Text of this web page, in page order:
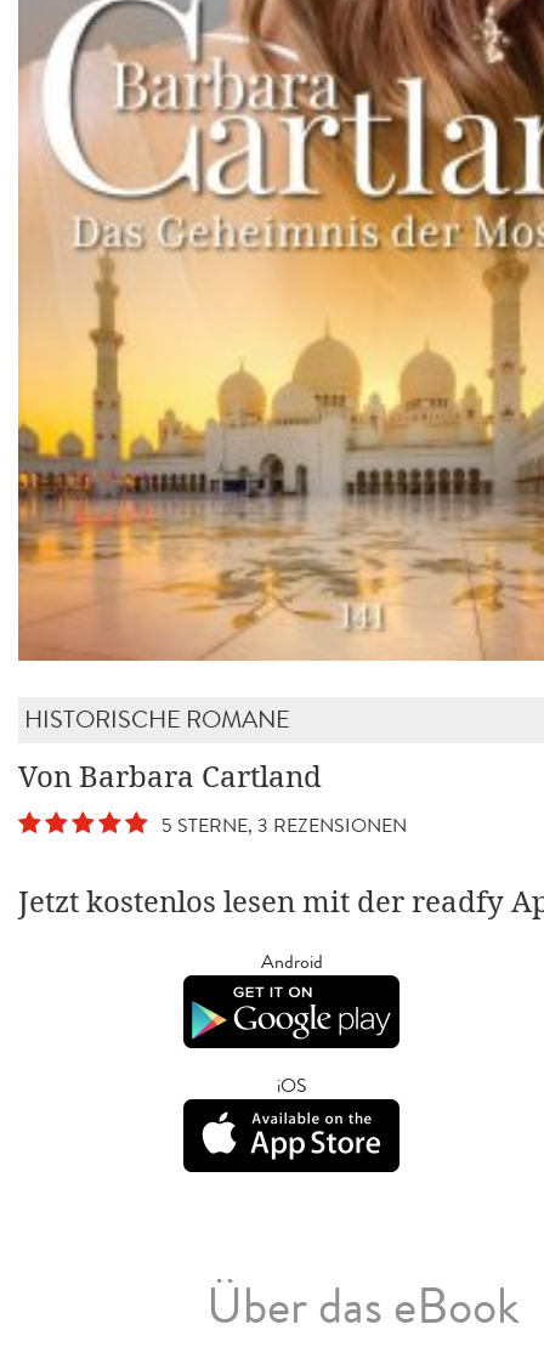
HISTORISCHE ROMANE
Von Barbara Cartland
5 STERNE, 3 REZENSIONEN
Jetzt kostenlos lesen mit der readfy
Android
iOS
Über das eBook